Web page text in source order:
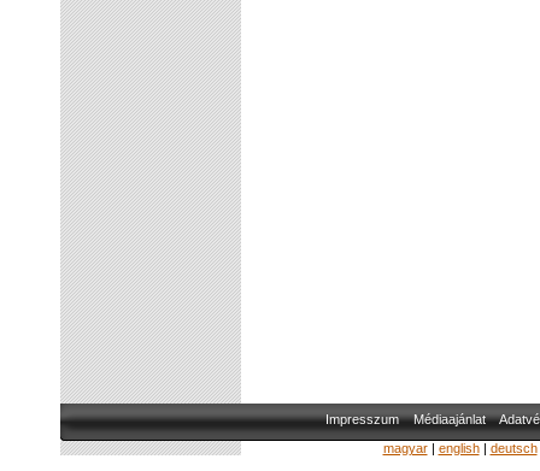
Impresszum Médiaajánlat
magyar| english| deutsch